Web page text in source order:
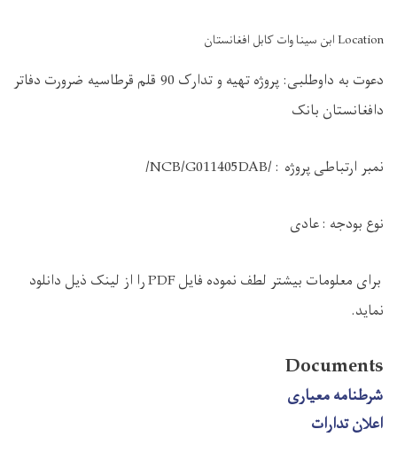
Location ابن سینا وات کابل افغانستان
دعوت به داوطلبی: پروژه
تهیه و تدارک 90 قلم قرطاسیه ضرورت دفاتر
دافغانستان بانک
نمبر ارتباطی پروژه :
DAB/
1405
/NCB/G01
نوع بودجه :عادی
برای معلومات بیشتر لطف نموده فایلPDFرا از لینک ذیل دانلود
نماید.
Documents
شرطنامه معیاری
اعلان تدارات